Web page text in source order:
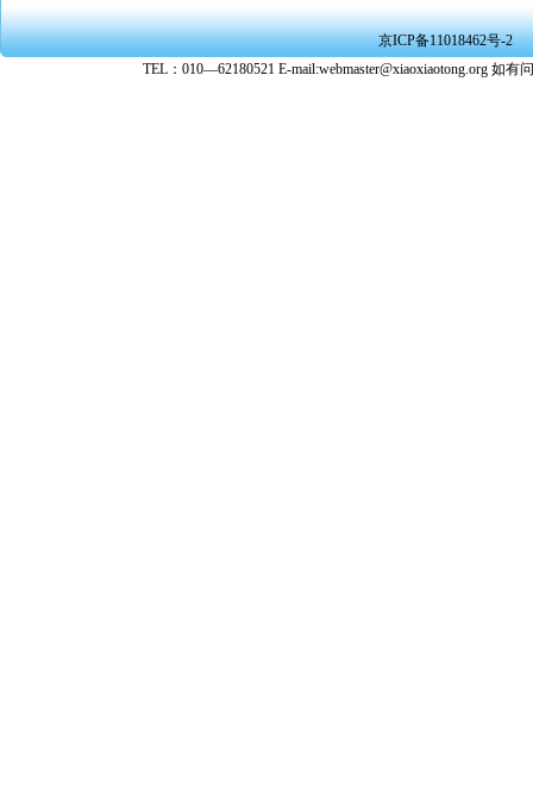
★ 在本
转载、
★ 参与
京ICP备11018462号-2
TEL：010—62180521 E-mail:webmaster@xiaoxiaotong.org 如